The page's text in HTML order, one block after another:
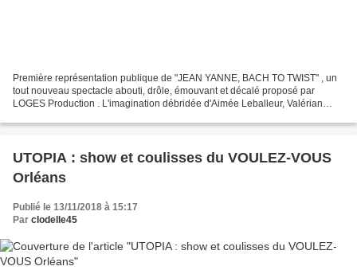
Première représentation publique de "JEAN YANNE, BACH TO TWIST" , un
tout nouveau spectacle abouti, drôle, émouvant et décalé proposé par
LOGES Production . L'imagination débridée d'Aimée Leballeur, Valérian
UTOPIA : show et coulisses du VOULEZ-VOUS
Orléans
Publié le 13/11/2018 à 15:17
Par clodelle45